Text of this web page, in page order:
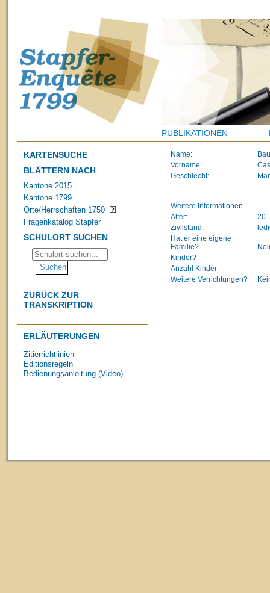
PUBLIKATIONEN
KARTENSUCHE
BLÄTTERN NACH
Kantone 2015
Kantone 1799
Orte/Herrschaften 1750
Fragenkatalog Stapfer
SCHULORT SUCHEN
ZURÜCK ZUR
TRANSKRIPTION
ERLÄUTERUNGEN
Zitierrichtlinien
Editionsregeln
Bedienungsanleitung (Video)
Name:
Vorname:
Geschlecht:
Weitere Informationen
Alter:
20
Zivilstand:
Hat er eine eigene
Familie?
Kinder?
Anzahl Kinder:
Weitere Verrichtungen?